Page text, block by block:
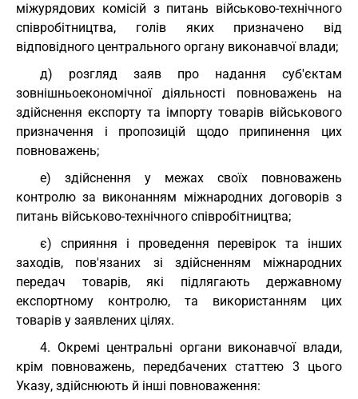
міжурядових комісій з питань військово-технічного
співробітництва, голів яких призначено від
відповідного центрального органу виконавчої влади;
д) розгляд заяв про надання суб'єктам
зовнішньоекономічної діяльності повноважень на
здійснення експорту та імпорту товарів військового
призначення і пропозицій щодо припинення цих
повноважень;
е) здійснення у межах своїх повноважень
контролю за виконанням міжнародних договорів з
питань військово-технічного співробітництва;
є) сприяння і проведення перевірок та інших
заходів, пов'язаних зі здійсненням міжнародних
передач товарів, які підлягають державному
експортному контролю, та використанням цих
товарів у заявлених цілях.
4. Окремі центральні органи виконавчої влади,
крім повноважень, передбачених статтею 3 цього
Указу, здійснюють й інші повноваження: